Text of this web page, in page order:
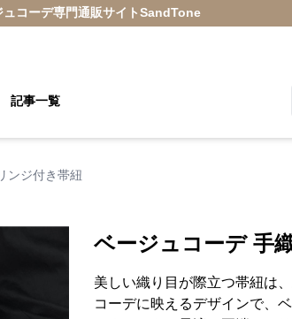
ュコーデ専門通販サイトSandTone
記事一覧
ンジ付き帯紐
ベージュコーデ 手
美しい織り目が際立つ帯紐は
コーデに映えるデザインで、